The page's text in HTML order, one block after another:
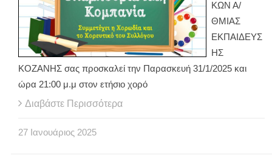
ΚΩΝ Α/
ΘΜΙΑΣ
ΕΚΠΑΙΔΕΥΣ
ΗΣ
ΚΟΖΑΝΗΣ σας προσκαλεί την Παρασκευή 31/1/2025 και
ώρα 21:00 μ.μ στον ετήσιο χορό
Διαβάστε Περισσότερα
27 Ιανουάριος 2025